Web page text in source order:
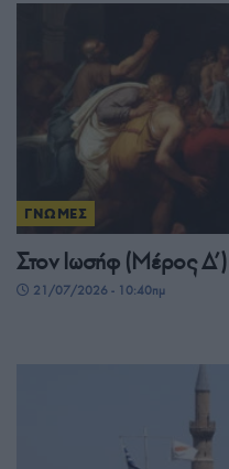
ΓΝΩΜΕΣ
Στον Ιωσήφ (Μέρος Δ’)
21/07/2026 - 10:40πμ